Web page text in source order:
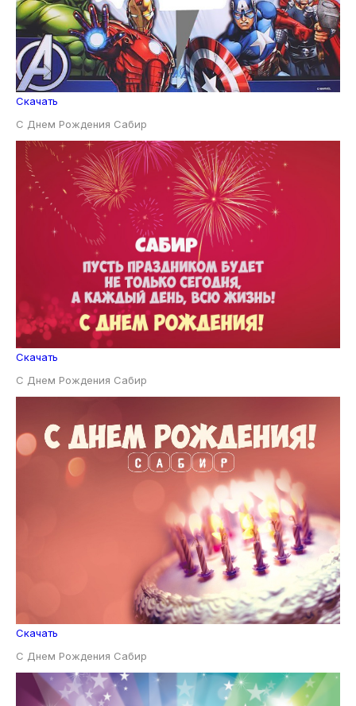
Скачать
С Днем Рождения Сабир
Скачать
С Днем Рождения Сабир
Скачать
С Днем Рождения Сабир